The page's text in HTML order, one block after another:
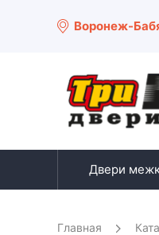
Воронеж-
Двери
Главная